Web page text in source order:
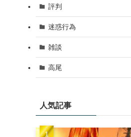
評判
迷惑行為
雑談
高尾
人気記事